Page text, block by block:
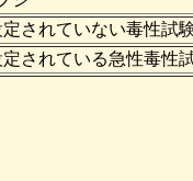
されていない毒性試
されている急性毒性